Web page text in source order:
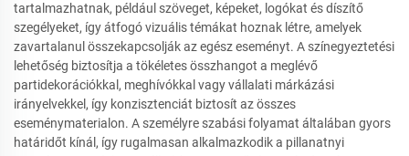
tartalmazhatnak, például szöveget, képeket, logókat és díszítő
szegélyeket, így átfogó vizuális témákat hoznak létre, amelyek
zavartalanul összekapcsolják az egész eseményt. A színegyeztetési
lehetőség biztosítja a tökéletes összhangot a meglévő
partidekorációkkal, meghívókkal vagy vállalati márkázási
irányelvekkel, így konzisztenciát biztosít az összes
eseménymaterialon. A személyre szabási folyamat általában gyors
határidőt kínál, így rugalmasan alkalmazkodik a pillanatnyi